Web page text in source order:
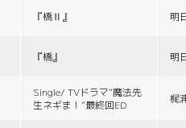
『橋Ⅱ』 明
『橋』 明
Single/ TVドラマ“魔法先
生ネギま！”最終回ED
梶